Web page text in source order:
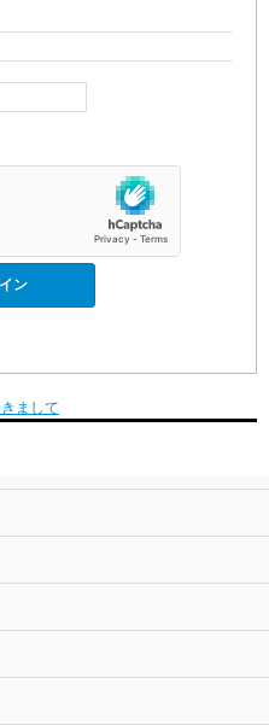
まして